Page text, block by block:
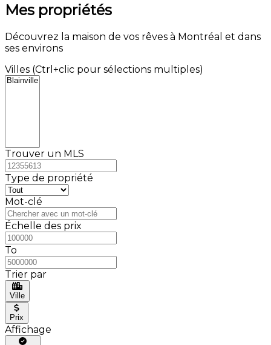
Mes propriétés
Découvrez la maison de vos rêves à Montréal et dans
ses environs
Villes (Ctrl+clic pour sélections multiples)
Trouver un MLS
Type de propriété
Mot-clé
Échelle des prix
To
Trier par
Ville
Prix
Affichage